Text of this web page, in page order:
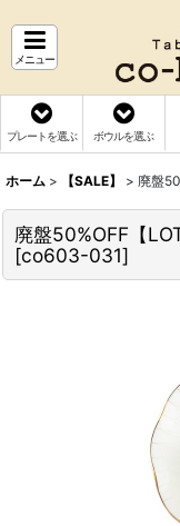
メニュー
プレートを選ぶ ボウルを選ぶ
ホーム > 【SALE】 > 廃盤
廃盤50%OFF【
[co603-031]